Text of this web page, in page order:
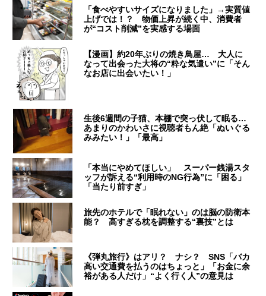
「食べやすいサイズになりました」→実質値
上げでは！？ 物価上昇が続く中、消費者
が“コスト削減”を実感する場面
【漫画】約20年ぶりの焼き鳥屋… 大人に
なって出会った大将の“粋な気遣い”に「そん
なお店に出会いたい！」
生後6週間の子猫、本棚で突っ伏して眠る…
あまりのかわいさに視聴者もん絶「ぬいぐる
みみたい！」「最高」
「本当にやめてほしい」 スーパー銭湯スタ
ッフが訴える“利用時のNG行為”に「困る」
「当たり前すぎ」
旅先のホテルで「眠れない」のは脳の防衛本
能？ 高すぎる枕を調整する“裏技”とは
《弾丸旅行》はアリ？ ナシ？ SNS「バカ
高い交通費を払うのはちょっと」「お金に余
裕がある人だけ」“よく行く人”の意見は